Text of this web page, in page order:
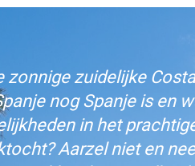
zuidelijke
nog Spanje is en
in het
Aarzel niet en